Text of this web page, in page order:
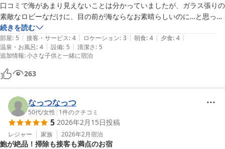
口コミで海があまり見えないことは分かっていましたが、ガラス張りの
素敵なロビーなだけに、目の前が海ならなお素晴らしいのに…と思って
しまいました。でもウェルカムドリンクのビールは、父も主人も喜んで
いました。
お食事も美味しく頂きました。少し出てくるペースが早かったので、も
う少しゆっくり楽しみたかったです。
お部屋は広々として、清潔感があり気持ちよく泊まることができまし
た。両親が泊まった温泉付きのお部屋にはマッサージチェアもあり最高
湯上がりのピノに子供も喜んでいました。
家族、両親と共にとてもいい時間を過ごすことができました。ありがと
うございました。
続きを読む
部屋: 5 | 接客・サービス: 4 | ロケーション: 3 | 朝食: 4 | 夕食: 4 |
温泉・お風呂: 4 | 設備: 5 | 清潔さ: 5
追加情報:小さな子供と一緒に宿泊
263
なっつなっつ
50代/女性 | 1件のクチコミ
5 2026年2月15日投稿
レジャー 家族 2026年2月宿泊
鮑が絶品！掃除も接客も満点のお宿